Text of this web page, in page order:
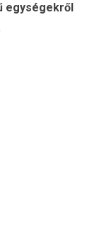
egységekről